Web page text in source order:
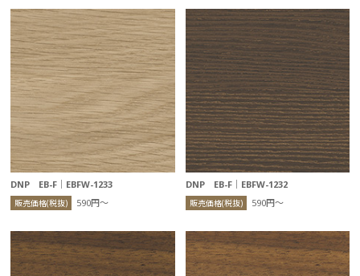
DNP EB-F｜EBFW-1233
販売価格(税抜) 590円〜
DNP EB-F｜EBFW-1232
販売価格(税抜) 590円〜